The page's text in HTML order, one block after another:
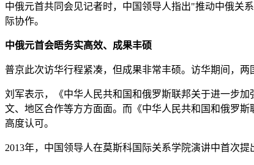
中俄元首共同会见记者时，中国领导人指出"推动中俄关
际协作。
中俄元首会晤务实高效、成果丰硕
普京此次访华行程紧凑，但成果非常丰硕。访华期间，两
刘军表示，《中华人民共和国和俄罗斯联邦关于进一步
文、地区合作等方方面面。而《中华人民共和国和俄罗
高度认可。
2013年，中国领导人在莫斯科国际关系学院演讲中首次